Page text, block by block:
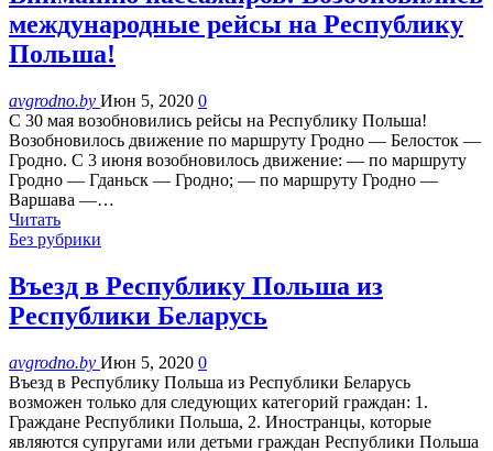
международные рейсы на Республику
Польша!
avgrodno.by Июн 5, 2020 0
С 30 мая возобновились рейсы на Республику Польша!
Возобновилось движение по маршруту Гродно — Белосток —
Гродно. С 3 июня возобновилось движение: — по маршруту
Гродно — Гданьск — Гродно; — по маршруту Гродно —
Варшава —…
Читать
Без рубрики
Въезд в Республику Польша из
Республики Беларусь
avgrodno.by Июн 5, 2020 0
Въезд в Республику Польша из Республики Беларусь
возможен только для следующих категорий граждан: 1.
Граждане Республики Польша, 2. Иностранцы, которые
являются супругами или детьми граждан Республики Польша